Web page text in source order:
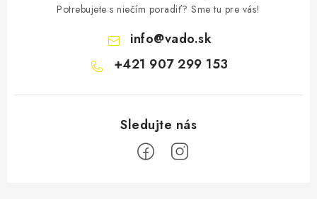
Potrebujete s niečím poradiť? Sme tu pre vás!
info@vado.sk
+421 907 299 153